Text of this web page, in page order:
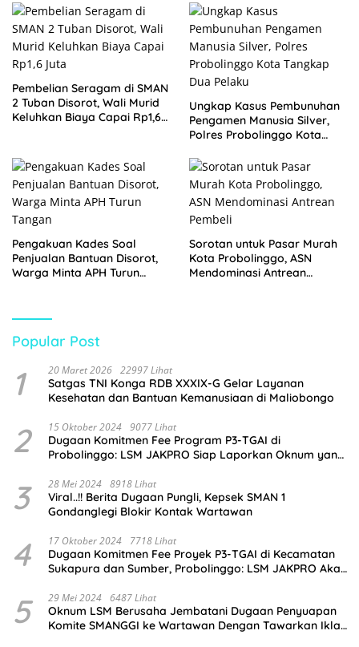
Tempuh Jalur Hukum
Pembelian Seragam di SMAN
2 Tuban Disorot, Wali Murid
Keluhkan Biaya Capai Rp1,6
Ungkap Kasus Pembunuhan
Pengamen Manusia Silver,
Polres Probolinggo Kota
Pengakuan Kades Soal
Penjualan Bantuan Disorot,
Warga Minta APH Turun
Sorotan untuk Pasar Murah
Kota Probolinggo, ASN
Mendominasi Antrean
Popular Post
1 20 Maret 2026 22997 Lihat
Satgas TNI Konga RDB XXXIX-G Gelar Layanan
Kesehatan dan Bantuan Kemanusiaan di Maliobongo
2 15 Oktober 2024 9077 Lihat
Dugaan Komitmen Fee Program P3-TGAI di
Probolinggo: LSM JAKPRO Siap Laporkan Oknum yang
3 28 Mei 2024 8918 Lihat
Viral..!! Berita Dugaan Pungli, Kepsek SMAN 1
Gondanglegi Blokir Kontak Wartawan
4 17 Oktober 2024 7718 Lihat
Dugaan Komitmen Fee Proyek P3-TGAI di Kecamatan
Sukapura dan Sumber, Probolinggo: LSM JAKPRO Akan
5 29 Mei 2024 6487 Lihat
Oknum LSM Berusaha Jembatani Dugaan Penyuapan
Komite SMANGGI ke Wartawan Dengan Tawarkan Iklan